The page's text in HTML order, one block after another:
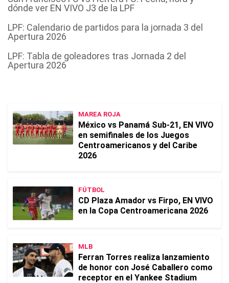
dónde ver EN VIVO J3 de la LPF
LPF: Calendario de partidos para la jornada 3 del
Apertura 2026
LPF: Tabla de goleadores tras Jornada 2 del
Apertura 2026
MAREA ROJA
México vs Panamá Sub-21, EN VIVO
en semifinales de los Juegos
Centroamericanos y del Caribe
2026
FÚTBOL
CD Plaza Amador vs Firpo, EN VIVO
en la Copa Centroamericana 2026
MLB
Ferran Torres realiza lanzamiento
de honor con José Caballero como
receptor en el Yankee Stadium